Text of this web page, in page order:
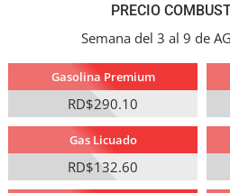
PRECIO
Semana del 3 al 9 de
Gasolina Premium
RD$290.10
Gas Licuado
RD$132.60